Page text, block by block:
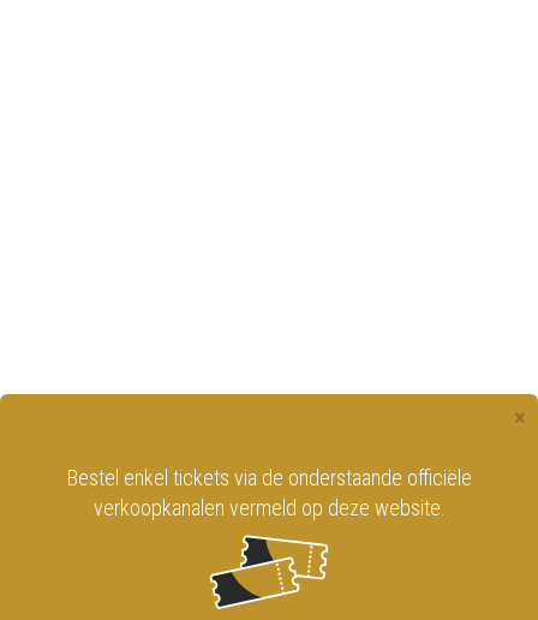
×
Bestel enkel tickets via de onderstaande officiële
verkoopkanalen vermeld op deze website.